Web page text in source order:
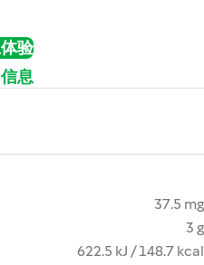
验
息
37.5 mg
3 g
622.5 kJ / 148.7 kcal